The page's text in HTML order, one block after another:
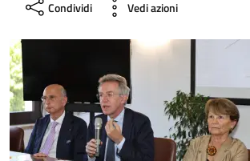
Condividi Vedi azioni